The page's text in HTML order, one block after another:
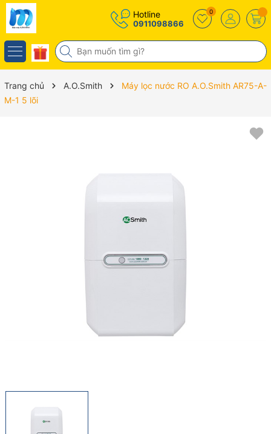
Hotline
0911098866
0
Trang chủ A.O.Smith
Máy lọc nước RO A.O.Smith AR75-A-
M-1 5 lõi